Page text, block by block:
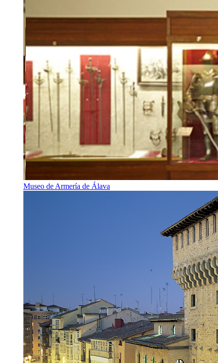
Museo de Armería de Álava